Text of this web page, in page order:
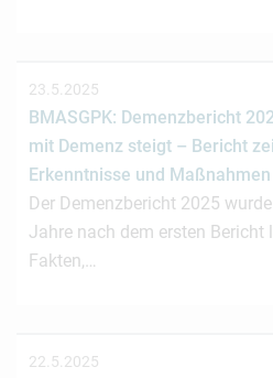
23.5.2025
BMASGPK: Demenzbericht
mit Demenz steigt – Bericht
Erkenntnisse und Maßnahmen
Der Demenzbericht 2025
Jahre nach dem ersten Bericht
Fakten,…
22.5.2025